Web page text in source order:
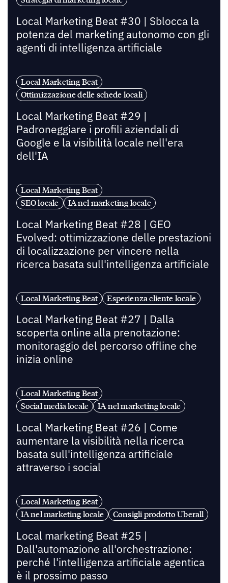
Local Marketing Beat #30 | Sblocca la
potenza del marketing autonomo con gli
agenti di intelligenza artificiale
Local Marketing Beat
Ottimizzazione delle schede locali
Local Marketing Beat #29 |
Padroneggiare i profili aziendali di
Google e la visibilità locale nell'era
dell'IA
Local Marketing Beat
SEO locale
IA nel marketing locale
Local Marketing Beat #28 | GEO
Evolved: ottimizzazione delle prestazioni
di localizzazione per vincere nella
ricerca basata sull'intelligenza artificiale
Local Marketing Beat Esperienza cliente locale
Local Marketing Beat #27 | Dalla
scoperta online alla prenotazione:
monitoraggio del percorso offline che
inizia online
Local Marketing Beat
Social media locale
IA nel marketing locale
Local Marketing Beat #26 | Come
aumentare la visibilità nella ricerca
basata sull'intelligenza artificiale
attraverso i social
Local Marketing Beat
IA nel marketing locale
Consigli prodotto Uberall
Local marketing Beat #25 |
Dall'automazione all'orchestrazione:
perché l'intelligenza artificiale agentica
è il prossimo passo